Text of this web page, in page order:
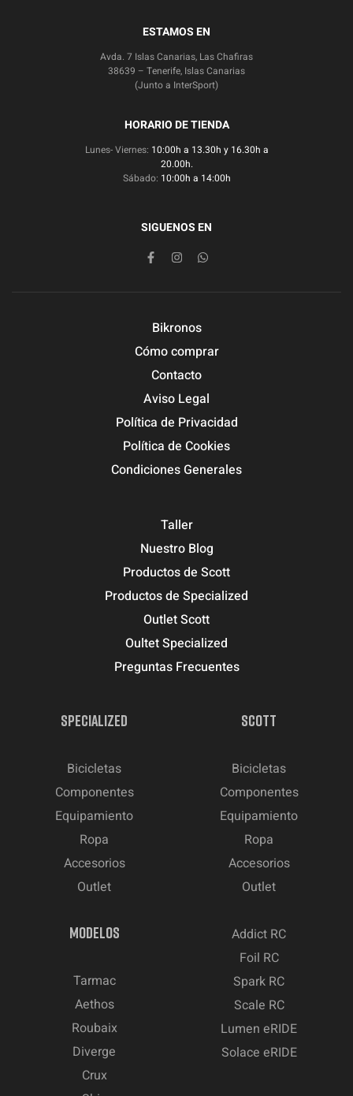
ESTAMOS EN
Avda. 7 Islas Canarias, Las Chafiras
38639 – Tenerife, Islas Canarias
(Junto a InterSport)
HORARIO DE TIENDA
Lunes- Viernes: 10:00h a 13.30h y 16.30h a
20.00h.
Sábado: 10:00h a 14:00h
SIGUENOS EN
Bikronos
Cómo comprar
Contacto
Aviso Legal
Política de Privacidad
Política de Cookies
Condiciones Generales
Taller
Nuestro Blog
Productos de Scott
Productos de Specialized
Outlet Scott
Oultet Specialized
Preguntas Frecuentes
SPECIALIZED
Bicicletas
Componentes
Equipamiento
Ropa
Accesorios
Outlet
SCOTT
Bicicletas
Componentes
Equipamiento
Ropa
Accesorios
Outlet
MODELOS
Tarmac
Aethos
Roubaix
Diverge
Crux
Addict RC
Foil RC
Spark RC
Scale RC
Lumen eRIDE
Solace eRIDE